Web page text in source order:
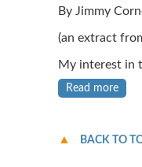
By Jimmy
(an extract
My interest in
Read more
BACK TO